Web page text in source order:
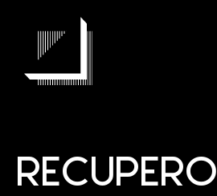
RECUPERO